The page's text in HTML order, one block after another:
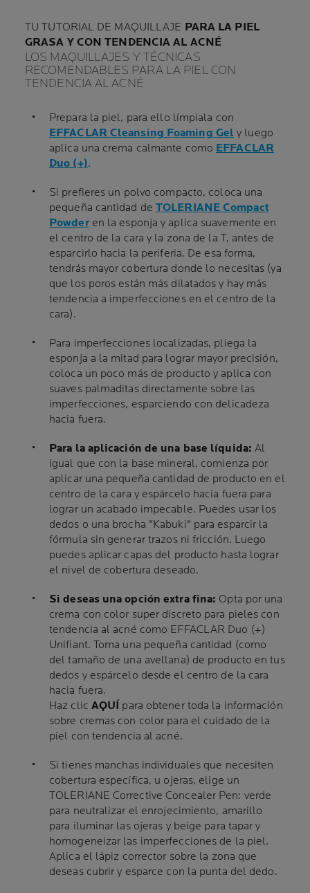
TU TUTORIAL DE MAQUILLAJE PARA LA PIEL
GRASA Y CON TENDENCIA AL ACNÉ
LOS MAQUILLAJES Y TÉCNICAS
RECOMENDABLES PARA LA PIEL CON
TENDENCIA AL ACNÉ
Prepara la piel, para ello límpiala con
EFFACLAR Cleansing Foaming Gel y luego
aplica una crema calmante como EFFACLAR
Duo (+).
Si prefieres un polvo compacto, coloca una
pequeña cantidad de TOLERIANE Compact
Powderen la esponja y aplica suavemente en
el centro de la cara y la zona de la T, antes de
esparcirlo hacia la periferia. De esa forma,
tendrás mayor cobertura donde lo necesitas (ya
que los poros están más dilatados y hay más
tendencia a imperfecciones en el centro de la
cara).
Para imperfecciones localizadas, pliega la
esponja a la mitad para lograr mayor precisión,
coloca un poco más de producto y aplica con
suaves palmaditas directamente sobre las
imperfecciones, esparciendo con delicadeza
hacia fuera.
Para la aplicación de una base líquida: Al
igual que con la base mineral, comienza por
aplicar una pequeña cantidad de producto en el
centro de la cara y espárcelo hacia fuera para
lograr un acabado impecable. Puedes usar los
dedos o una brocha "Kabuki" para esparcir la
fórmula sin generar trazos ni fricción. Luego
puedes aplicar capas del producto hasta lograr
el nivel de cobertura deseado.
Si deseas una opción extra fina: Opta por una
crema con color super discreto para pieles con
tendencia al acné como EFFACLAR Duo (+)
Unifiant. Toma una pequeña cantidad (como
del tamaño de una avellana) de producto en tus
dedos y espárcelo desde el centro de la cara
hacia fuera.
Haz clic AQUÍ para obtener toda la información
sobre cremas con color para el cuidado de la
piel con tendencia al acné.
Si tienes manchas individuales que necesiten
cobertura específica, u ojeras, elige un
TOLERIANE Corrective Concealer Pen: verde
para neutralizar el enrojecimiento, amarillo
para iluminar las ojeras y beige para tapar y
homogeneizar las imperfecciones de la piel.
Aplica el lápiz corrector sobre la zona que
deseas cubrir y esparce con la punta del dedo.